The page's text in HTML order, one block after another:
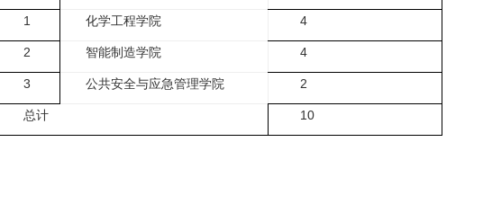
1 化学工程学院 4
2 智能制造学院 4
3 公共安全与应急管理学院 2
总计 10